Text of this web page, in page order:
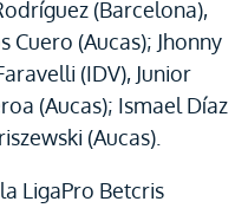
(Barcelona),
Cuero (Aucas); Jhonny
(IDV), Junior
(Aucas); Ismael Díaz
(Aucas).
LigaPro Betcris